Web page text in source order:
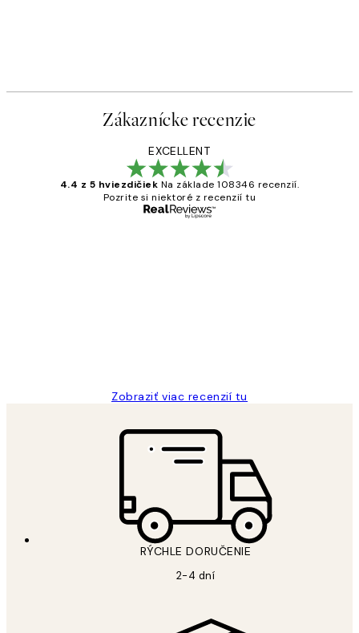
Zákaznícke recenzie
EXCELLENT
4.4 z 5 hviezdičiek Na základe 108346 recenzií.
Pozrite si niektoré z recenzií tu
Zobraziť viac recenzií tu
RÝCHLE DORUČENIE
2-4 dní